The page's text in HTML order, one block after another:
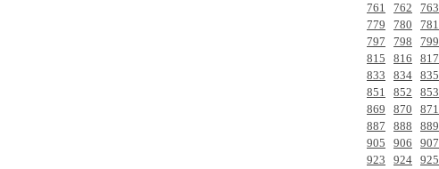
761
762 763
779
780 781
797
798 799
815
816 817
833
834 835
851
852 853
869
870 871
887
888 889
905
906 907
923
924 925